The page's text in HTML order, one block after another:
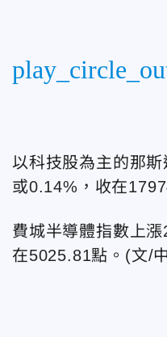
以科技股為主的那
或0.14%，收在
費城半導體指數上
在5025.81點。(文/